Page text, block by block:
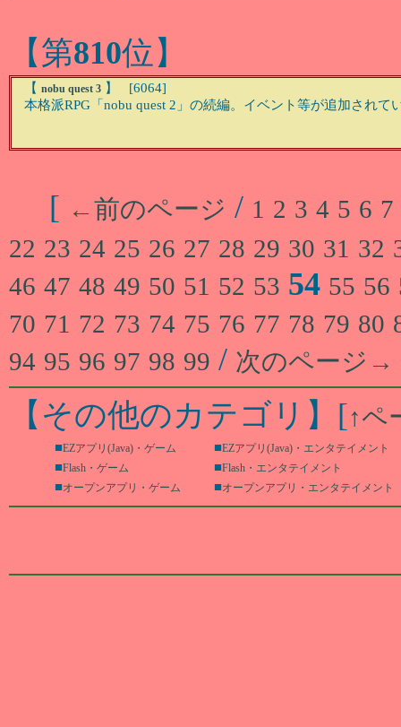
【第810位】
【 nobu quest 3 】 [6064]
本格派RPG「nobu quest 2」の続編。イベント等が追加されて
[ ←前のページ / 1 2 3 4 5 6 7
22 23 24 25 26 27 28 29 30 31 32
46 47 48 49 50 51 52 53 54 55 56
70 71 72 73 74 75 76 77 78 79 80
94 95 96 97 98 99 / 次のページ→
【その他のカテゴリ】 [↑ペ
■EZアプリ(Java)・ゲーム ■EZアプリ(Java)・エンタテイメント
■Flash・ゲーム ■Flash・エンタテイメント
■オープンアプリ・ゲーム ■オープンアプリ・エンタテイメント